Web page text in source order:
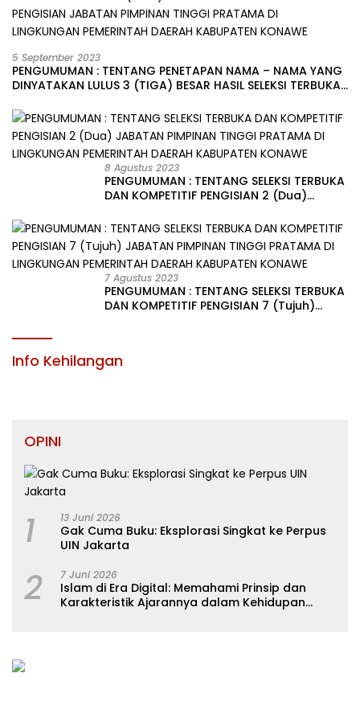
5 September 2023
PENGUMUMAN : TENTANG PENETAPAN NAMA – NAMA YANG
DINYATAKAN LULUS 3 (TIGA) BESAR HASIL SELEKSI TERBUKA
LINGKUNGAN PEMERINTAH DAERAH KABUPATEN KONAWE
8 Agustus 2023
PENGUMUMAN : TENTANG SELEKSI TERBUKA
DAN KOMPETITIF PENGISIAN 2 (Dua)
LINGKUNGAN PEMERINTAH DAERAH
KABUPATEN KONAWE
7 Agustus 2023
PENGUMUMAN : TENTANG SELEKSI TERBUKA
DAN KOMPETITIF PENGISIAN 7 (Tujuh)
Info Kehilangan
OPINI
1 13 Juni 2026
Gak Cuma Buku: Eksplorasi Singkat ke Perpus
UIN Jakarta
2 7 Juni 2026
Islam di Era Digital: Memahami Prinsip dan
Karakteristik Ajarannya dalam Kehidupan